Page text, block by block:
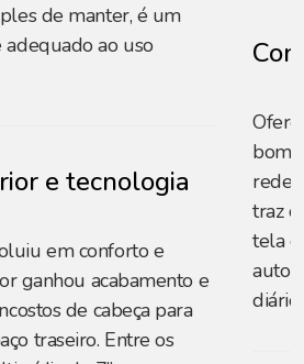
de manter, é um
ao uso
e tecnologia
em conforto e
ganhou acabamento e
de cabeça para
traseiro. Entre os
bom
traz
tela
diário.